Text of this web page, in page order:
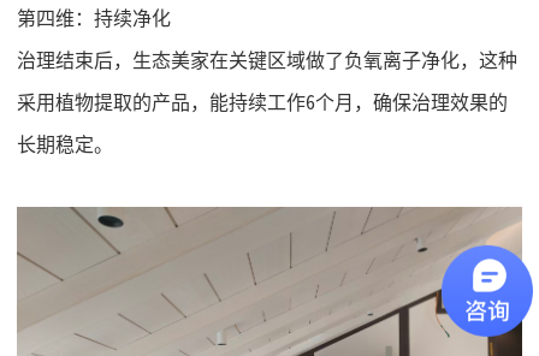
第四维：持续净化
治理结束后，生态美家在关键区域做了负氧离子净化，这种
采用植物提取的产品，能持续工作6个月，确保治理效果的
长期稳定。